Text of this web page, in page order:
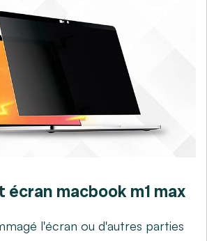
écran macbook m1 max
l'écran ou d'autres parties